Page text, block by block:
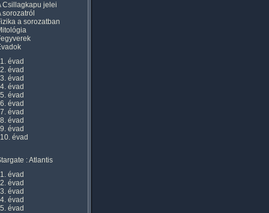
Csillagkapu jelei
sorozatról
a sorozatban
1. évad
2. évad
3. évad
4. évad
5. évad
6. évad
7. évad
8. évad
9. évad
10. évad
: Atlantis
1. évad
2. évad
3. évad
4. évad
5. évad